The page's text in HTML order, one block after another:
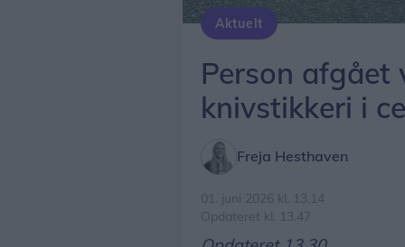
Aktuelt
Person afgået
knivstikkeri i
Freja Hesthaven
01. juni 2026 kl. 13.14
Opdateret kl. 13.47